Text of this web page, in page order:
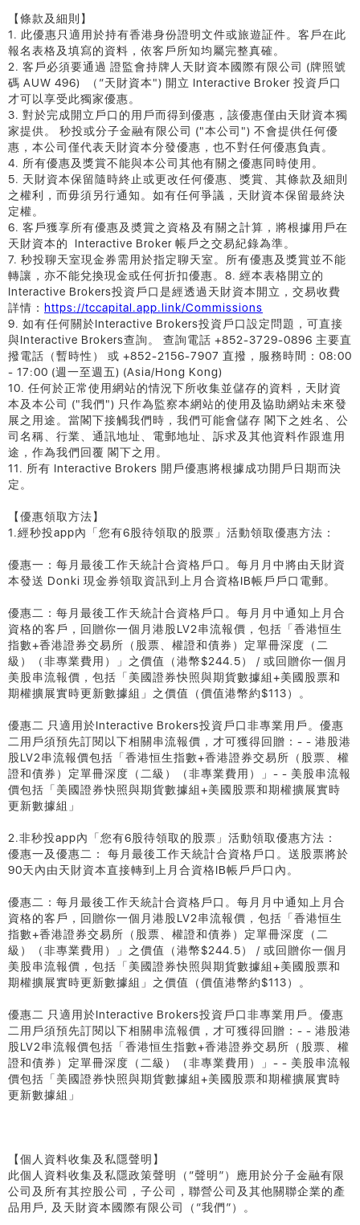
【條款及細則】
1. 此優惠只適用於持有香港身份證明文件或旅遊証件。客戶在此
報名表格及填寫的資料，依客戶所知均屬完整真確。
2. 客戶必須要通過 證監會持牌人天財資本國際有限公司 (牌照號
碼 AUW 496) （“天財資本") 開立 Interactive Broker 投資戶口
才可以享受此獨家優惠。
3. 對於完成開立戶口的用戶而得到優惠，該優惠僅由天財資本獨
家提供。 秒投或分子金融有限公司 ("本公司") 不會提供任何優
惠，本公司僅代表天財資本分發優惠，也不對任何優惠負責。
4. 所有優惠及獎賞不能與本公司其他有關之優惠同時使用。
5. 天財資本保留隨時終止或更改任何優惠、獎賞、其條款及細則
之權利，而毋須另行通知。如有任何爭議，天財資本保留最終決
定權。
6. 客戶獲享所有優惠及奬賞之資格及有關之計算，將根據用戶在
天財資本的 Interactive Broker 帳戶之交易紀錄為準。
7. 秒投聊天室現金券需用於指定聊天室。所有優惠及獎賞並不能
轉讓，亦不能兌換現金或任何折扣優惠。8. 經本表格開立的
Interactive Brokers投資戶口是經透過天財資本開立，交易收費
詳情： https://tccapital.app.link/Commissions
9. 如有任何關於Interactive Brokers投資戶口設定問題，可直接
與Interactive Brokers查詢。 查詢電話 +852-3729-0896 主要直
撥電話（暫時性） 或 +852-2156-7907 直撥，服務時間：08:00
- 17:00 (週一至週五) (Asia/Hong Kong)
10. 任何於正常使用網站的情況下所收集並儲存的資料，天財資
本及本公司 ("我們") 只作為監察本網站的使用及協助網站未來發
展之用途。當閣下接觸我們時，我們可能會儲存 閣下之姓名、公
司名稱、行業、通訊地址、電郵地址、訴求及其他資料作跟進用
途，作為我們回覆 閣下之用。
11. 所有 Interactive Brokers 開戶優惠將根據成功開戶日期而決
定。
【優惠領取方法】
1.經秒投app內「您有6股待領取的股票」活動領取優惠方法：
優惠一：每月最後工作天統計合資格戶口。每月月中將由天財資
本發送 Donki 現金券領取資訊到上月合資格IB帳戶戶口電郵。
優惠二：每月最後工作天統計合資格戶口。每月月中通知上月合
資格的客戶，回贈你一個月港股LV2串流報價，包括「香港恒生
指數+香港證券交易所（股票、權證和債券）定單冊深度（二
級）（非專業費用）」之價值（港幣$244.5） / 或回贈你一個月
美股串流報價，包括「美國證券快照與期貨數據組+美國股票和
期權擴展實時更新數據組」之價值（價值港幣約$113）。
優惠二 只適用於Interactive Brokers投資戶口非專業用戶。優惠
二用戶須預先訂閱以下相關串流報價，才可獲得回贈：- - 港股港
股LV2串流報價包括「香港恒生指數+香港證券交易所（股票、權
證和債券）定單冊深度（二級）（非專業費用）」- - 美股串流報
價包括「美國證券快照與期貨數據組+美國股票和期權擴展實時
更新數據組」
2.非秒投app內「您有6股待領取的股票」活動領取優惠方法：
優惠一及優惠二： 每月最後工作天統計合資格戶口。送股票將於
90天內由天財資本直接轉到上月合資格IB帳戶戶口內。
優惠二：每月最後工作天統計合資格戶口。每月月中通知上月合
資格的客戶，回贈你一個月港股LV2串流報價，包括「香港恒生
指數+香港證券交易所（股票、權證和債券）定單冊深度（二
級）（非專業費用）」之價值（港幣$244.5） / 或回贈你一個月
美股串流報價，包括「美國證券快照與期貨數據組+美國股票和
期權擴展實時更新數據組」之價值（價值港幣約$113）。
優惠二 只適用於Interactive Brokers投資戶口非專業用戶。優惠
二用戶須預先訂閱以下相關串流報價，才可獲得回贈：- - 港股港
股LV2串流報價包括「香港恒生指數+香港證券交易所（股票、權
證和債券）定單冊深度（二級）（非專業費用）」- - 美股串流報
價包括「美國證券快照與期貨數據組+美國股票和期權擴展實時
更新數據組」
【個人資料收集及私隱聲明】
此個人資料收集及私隱政策聲明（“聲明”）應用於分子金融有限
公司及所有其控股公司，子公司，聯營公司及其他關聯企業的產
品用戶, 及天財資本國際有限公司（“我們”）。